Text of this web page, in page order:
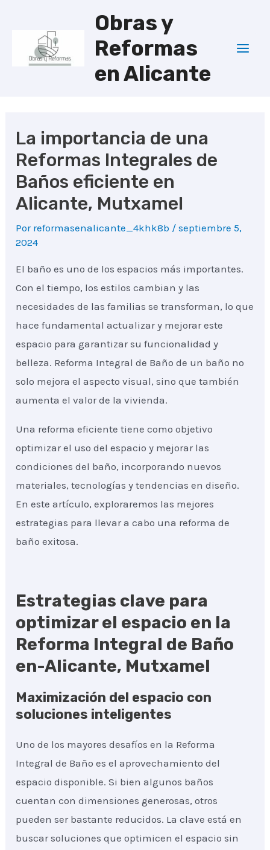
contenido
Obras y
Reformas
en Alicante
La importancia de una
Reformas Integrales de
Baños eficiente en
Alicante, Mutxamel
Por reformasenalicante_4khk8b /septiembre 5,
2024
El baño es uno de los espacios más importantes.
Con el tiempo, los estilos cambian y las
necesidades de las familias se transforman, lo que
hace fundamental actualizar y mejorar este
espacio para garantizar su funcionalidad y
belleza. Reforma Integral de Baño de un baño no
solo mejora el aspecto visual, sino que también
aumenta el valor de la vivienda.
Una reforma eficiente tiene como objetivo
optimizar el uso del espacio y mejorar las
condiciones del baño, incorporando nuevos
materiales, tecnologías y tendencias en diseño.
En este artículo, exploraremos las mejores
estrategias para llevar a cabo una reforma de
baño exitosa.
Estrategias clave para
optimizar el espacio en la
Reforma Integral de Baño
en-Alicante, Mutxamel
Maximización del espacio con
soluciones inteligentes
Uno de los mayores desafíos en la Reforma
Integral de Baño es el aprovechamiento del
espacio disponible. Si bien algunos baños
cuentan con dimensiones generosas, otros
pueden ser bastante reducidos. La clave está en
buscar soluciones que optimicen el espacio sin